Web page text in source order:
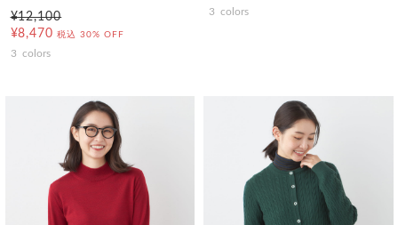
¥12,100
¥8,470 税込 30% OFF
3 colors
3 colors